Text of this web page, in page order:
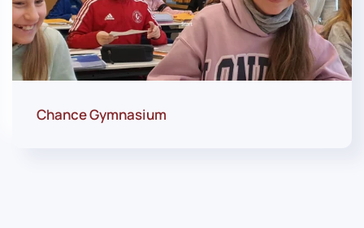
Chance Gymnasium